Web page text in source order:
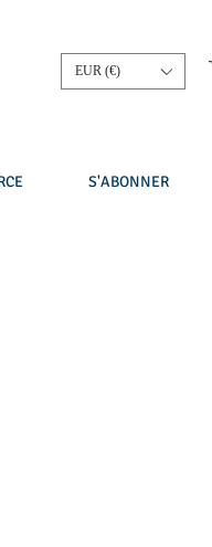
EUR (€)
S'ABONNER